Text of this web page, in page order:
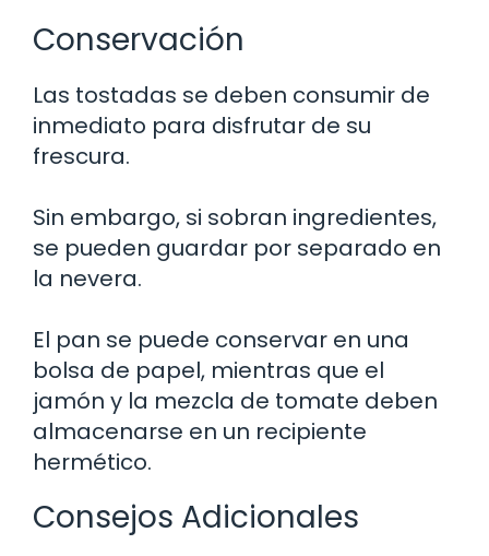
Conservación
Las tostadas se deben consumir de
inmediato para disfrutar de su
frescura.
Sin embargo, si sobran ingredientes,
se pueden guardar por separado en
la nevera.
El pan se puede conservar en una
bolsa de papel, mientras que el
jamón y la mezcla de tomate deben
almacenarse en un recipiente
hermético.
Consejos Adicionales